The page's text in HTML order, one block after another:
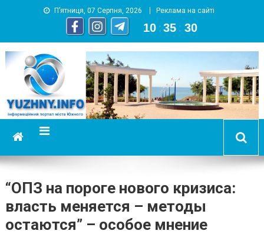
П’ятниця, 07 Серпня, 2026 Реклама на сайті
10 :35 : 31
YUZHNY.INFO
информационный портал города Южный
“ОПЗ на пороге нового кризиса:
власть меняется – методы
остаются” – особое мнение